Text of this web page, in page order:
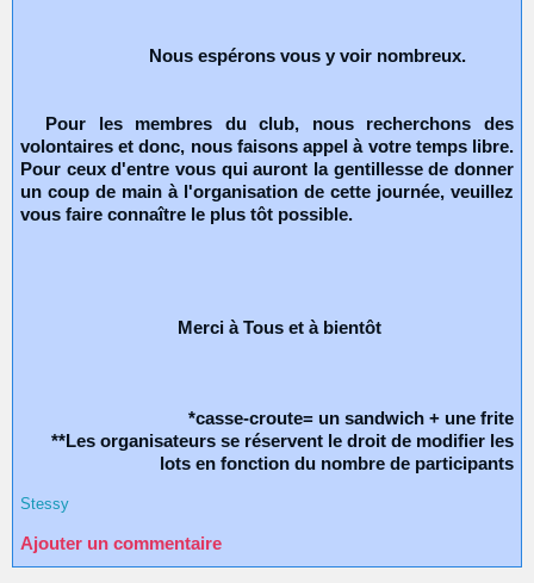
Nous espérons vous y voir nombreux.
Pour les membres du club, nous recherchons des
volontaires et donc, nous faisons appel à votre temps libre.
Pour ceux d'entre vous qui auront la gentillesse de donner
un coup de main à l'organisation de cette journée, veuillez
vous faire connaître le plus tôt possible.
Merci à Tous et à bientôt
*casse-croute= un sandwich + une frite
**Les organisateurs se réservent le droit de modifier les
lots en fonction du nombre de participants
Stessy
Ajouter un commentaire